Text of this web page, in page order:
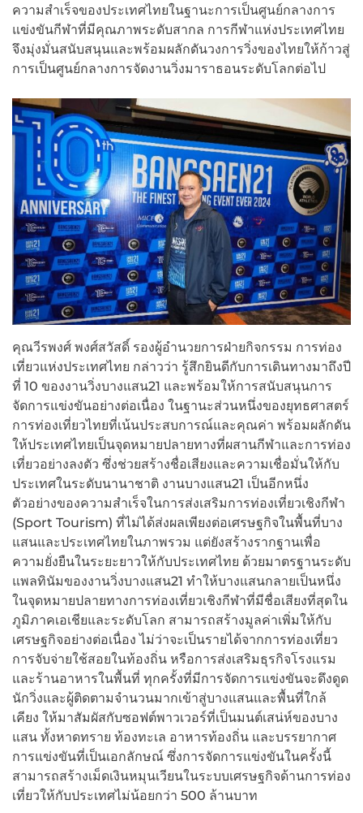
ความสำเร็จของประเทศไทยในฐานะการเป็นศูนย์กลางการ
แข่งขันกีฬาที่มีคุณภาพระดับสากล การกีฬาแห่งประเทศไทย
จึงมุ่งมั่นสนับสนุนและพร้อมผลักดันวงการวิ่งของไทยให้ก้าวสู่
การเป็นศูนย์กลางการจัดงานวิ่งมาราธอนระดับโลกต่อไป
คุณวีรพงศ์ พงศ์สวัสดิ์ รองผู้อำนวยการฝ่ายกิจกรรม การท่อง
เที่ยวแห่งประเทศไทย กล่าวว่า รู้สึกยินดีกับการเดินทางมาถึงปี
ที่ 10 ของงานวิ่งบางแสน21 และพร้อมให้การสนับสนุนการ
จัดการแข่งขันอย่างต่อเนื่อง ในฐานะส่วนหนึ่งของยุทธศาสตร์
การท่องเที่ยวไทยที่เน้นประสบการณ์และคุณค่า พร้อมผลักดัน
ให้ประเทศไทยเป็นจุดหมายปลายทางที่ผสานกีฬาและการท่อง
เที่ยวอย่างลงตัว ซึ่งช่วยสร้างชื่อเสียงและความเชื่อมั่นให้กับ
ประเทศในระดับนานาชาติ งานบางแสน21 เป็นอีกหนึ่ง
ตัวอย่างของความสำเร็จในการส่งเสริมการท่องเที่ยวเชิงกีฬา
(Sport Tourism) ที่ไม่ได้ส่งผลเพียงต่อเศรษฐกิจในพื้นที่บาง
แสนและประเทศไทยในภาพรวม แต่ยังสร้างรากฐานเพื่อ
ความยั่งยืนในระยะยาวให้กับประเทศไทย ด้วยมาตรฐานระดับ
แพลทินัมของงานวิ่งบางแสน21 ทำให้บางแสนกลายเป็นหนึ่ง
ในจุดหมายปลายทางการท่องเที่ยวเชิงกีฬาที่มีชื่อเสียงที่สุดใน
ภูมิภาคเอเชียและระดับโลก สามารถสร้างมูลค่าเพิ่มให้กับ
เศรษฐกิจอย่างต่อเนื่อง ไม่ว่าจะเป็นรายได้จากการท่องเที่ยว
การจับจ่ายใช้สอยในท้องถิ่น หรือการส่งเสริมธุรกิจโรงแรม
และร้านอาหารในพื้นที่ ทุกครั้งที่มีการจัดการแข่งขันจะดึงดูด
นักวิ่งและผู้ติดตามจำนวนมากเข้าสู่บางแสนและพื้นที่ใกล้
เคียง ให้มาสัมผัสกับซอฟต์พาวเวอร์ที่เป็นมนต์เสน่ห์ของบาง
แสน ทั้งหาดทราย ท้องทะเล อาหารท้องถิ่น และบรรยากาศ
การแข่งขันที่เป็นเอกลักษณ์ ซึ่งการจัดการแข่งขันในครั้งนี้
สามารถสร้างเม็ดเงินหมุนเวียนในระบบเศรษฐกิจด้านการท่อง
เที่ยวให้กับประเทศไม่น้อยกว่า 500 ล้านบาท